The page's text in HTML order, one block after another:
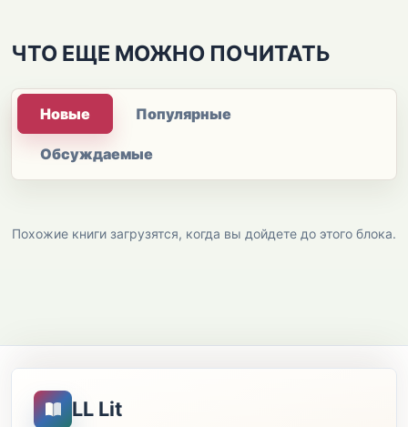
ЧТО ЕЩЕ МОЖНО ПОЧИТАТЬ
Новые Популярные
Обсуждаемые
Похожие книги загрузятся, когда вы дойдете до этого блока.
LL Lit